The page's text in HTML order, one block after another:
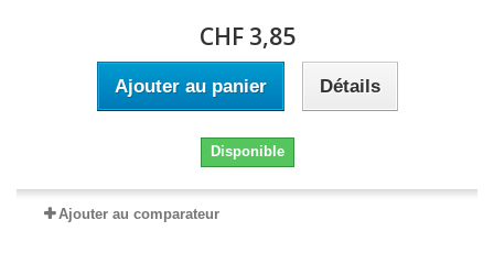
CHF 3,85
Ajouter au panier Détails
Disponible
Ajouter au comparateur